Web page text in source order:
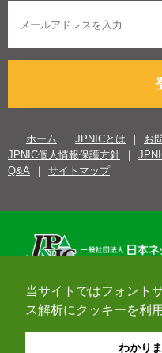
当サイトではフォント
ス解析にクッキーを利
わかり
ホーム JPNICとは お
JPNIC個人情報保護方針
Q&A
サイトマップ
Copyright© 1996-2026 Japan